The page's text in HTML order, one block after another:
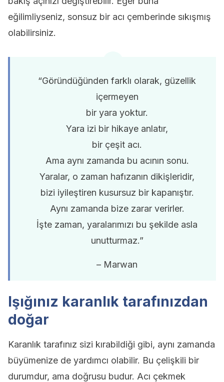
eğilimliyseniz, sonsuz bir acı çemberinde sıkışmış
olabilirsiniz.
“Göründüğünden farklı olarak, güzellik
içermeyen
bir yara yoktur.
Yara izi bir hikaye anlatır,
bir çeşit acı.
Ama aynı zamanda bu acının sonu.
Yaralar, o zaman hafızanın dikişleridir,
bizi iyileştiren kusursuz bir kapanıştır.
Aynı zamanda bize zarar verirler.
İşte zaman, yaralarımızı bu şekilde asla
unutturmaz.”
– Marwan
Işığınız karanlık tarafınızdan
doğar
Karanlık tarafınız sizi kırabildiği gibi, aynı zamanda
büyümenize de yardımcı olabilir. Bu çelişkili bir
durumdur, ama doğrusu budur. Acı çekmek